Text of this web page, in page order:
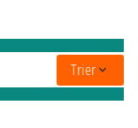
Trier